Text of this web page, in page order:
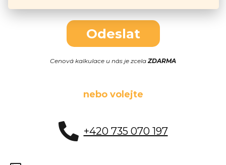
Odeslat
Cenová kalkulace u nás je zcelaZDARMA
nebo volejte
+420 735 070 197